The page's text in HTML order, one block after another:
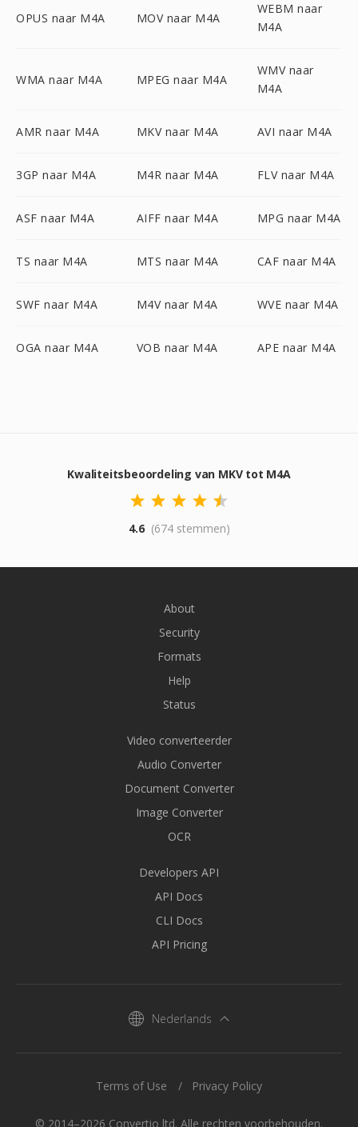
OPUS naar M4A MOV naar M4A
WEBM naar
M4A
WMA naar M4A MPEG naar M4A
WMV naar
M4A
AMR naar M4A MKV naar M4A AVI naar M4A
3GP naar M4A M4R naar M4A FLV naar M4A
ASF naar M4A AIFF naar M4A MPG naar M4A
TS naar M4A MTS naar M4A CAF naar M4A
SWF naar M4A M4V naar M4A WVE naar M4A
OGA naar M4A VOB naar M4A APE naar M4A
Kwaliteitsbeoordeling van MKV tot M4A
4.6 (674 stemmen)
About
Security
Formats
Help
Status
Video converteerder
Audio Converter
Document Converter
Image Converter
OCR
Developers API
API Docs
CLI Docs
API Pricing
Nederlands
© 2014–2026 Convertio ltd. Alle rechten voorbehouden.
Terms of Use Privacy Policy